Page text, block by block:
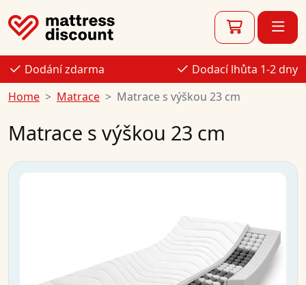
Dodání zdarma
Dodací lhůta 1-2 dny
Home
Matrace Matrace s výškou 23 cm
Matrace s výškou 23 cm